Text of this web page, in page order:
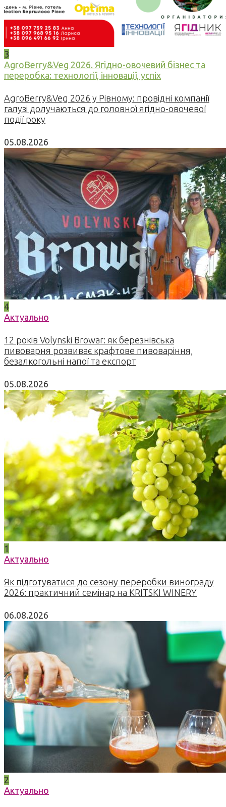
3
AgroBerry&Veg 2026. Ягідно-овочевий бізнес та
переробка: технології, інновації, успіх
AgroBerry&Veg 2026 у Рівному: провідні компанії
галузі долучаються до головної ягідно-овочевої
події року
05.08.2026
4
Актуально
12 років Volynski Browar: як березнівська
пивоварня розвиває крафтове пивоваріння,
безалкогольні напої та експорт
05.08.2026
1
Актуально
Як підготуватися до сезону переробки винограду
2026: практичний семінар на KRITSKI WINERY
06.08.2026
2
Актуально